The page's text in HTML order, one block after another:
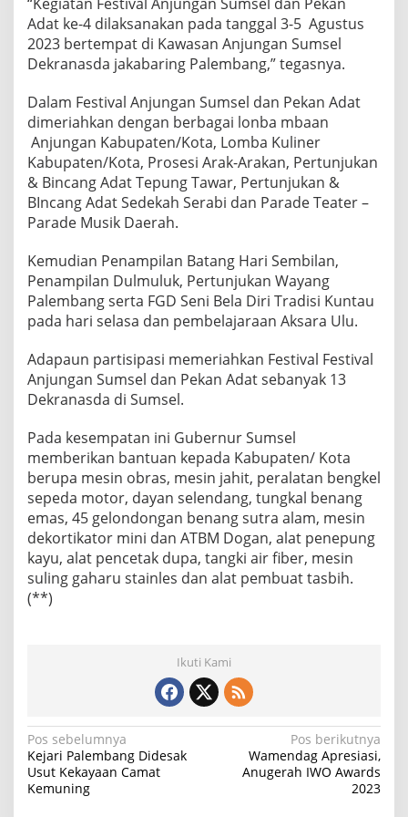
Adat ke-4 dilaksanakan pada tanggal 3-5 Agustus
2023 bertempat di Kawasan Anjungan Sumsel
Dekranasda jakabaring Palembang,” tegasnya.
Dalam Festival Anjungan Sumsel dan Pekan Adat
dimeriahkan dengan berbagai lonba mbaan
Anjungan Kabupaten/Kota, Lomba Kuliner
Kabupaten/Kota, Prosesi Arak-Arakan, Pertunjukan
& Bincang Adat Tepung Tawar, Pertunjukan &
BIncang Adat Sedekah Serabi dan Parade Teater –
Parade Musik Daerah.
Kemudian Penampilan Batang Hari Sembilan,
Penampilan Dulmuluk, Pertunjukan Wayang
Palembang serta FGD Seni Bela Diri Tradisi Kuntau
pada hari selasa dan pembelajaraan Aksara Ulu.
Adapaun partisipasi memeriahkan Festival Festival
Anjungan Sumsel dan Pekan Adat sebanyak 13
Dekranasda di Sumsel.
Pada kesempatan ini Gubernur Sumsel
memberikan bantuan kepada Kabupaten/ Kota
berupa mesin obras, mesin jahit, peralatan bengkel
sepeda motor, dayan selendang, tungkal benang
emas, 45 gelondongan benang sutra alam, mesin
dekortikator mini dan ATBM Dogan, alat penepung
kayu, alat pencetak dupa, tangki air fiber, mesin
suling gaharu stainles dan alat pembuat tasbih.
(**)
Ikuti Kami
N
a
v
Pos sebelumnya
Kejari Palembang Didesak
Usut Kekayaan Camat
Kemuning
Pos berikutnya
Wamendag Apresiasi,
Anugerah IWO Awards
2023